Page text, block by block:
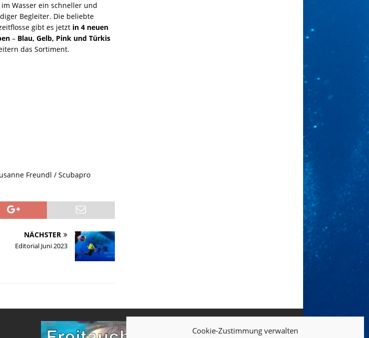
Cookie-Zustimmung verwalten
Wasser ein schneller und
Begleiter. Die beliebte
gibt es jetzt in 4 neuen
– Blau, Gelb, Pink und Türkis
das Sortiment.
Freundl / Scubapro
NÄCHSTER
Editorial Juni 2023